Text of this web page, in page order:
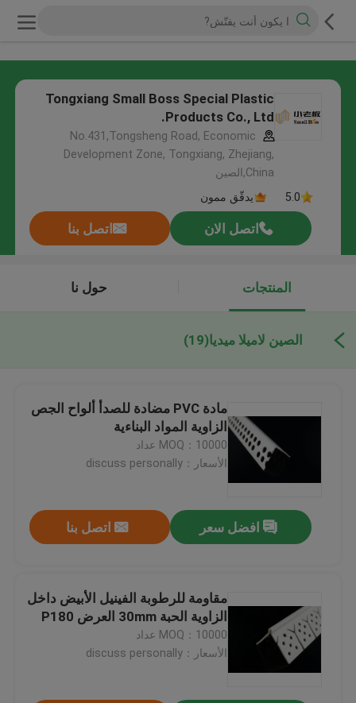
Tongxiang Small Boss Special Plastic
Products Co., Ltd.
No.431,Tongsheng Road, Economic
Development Zone, Tongxiang, Zhejiang,
China,الصين
5.0
يدقّق ممون
اتصل الان اتصل بنا
المنتجات حول نا
الصين لاميلا ميديا(19)
مادة PVC مضادة للصدأ ألواح الجص
الزاوية المواد البناءية
MOQ：10000 عداد
الأسعار：discuss personally
افضل سعر اتصل بنا
مقاومة للرطوبة الفينيل الأبيض داخل
الزاوية الحبة 30mm العرض P180
MOQ：10000 عداد
الأسعار：discuss personally